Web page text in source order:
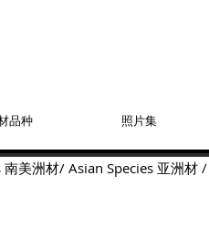
品种 照片集
南美洲材/ Asian Species 亚洲材 /